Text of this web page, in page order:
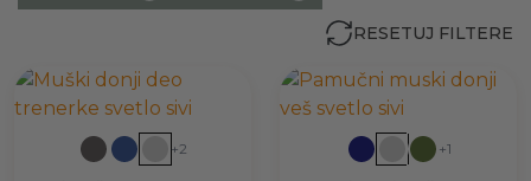
RESETUJ FILTERE
+2 +1